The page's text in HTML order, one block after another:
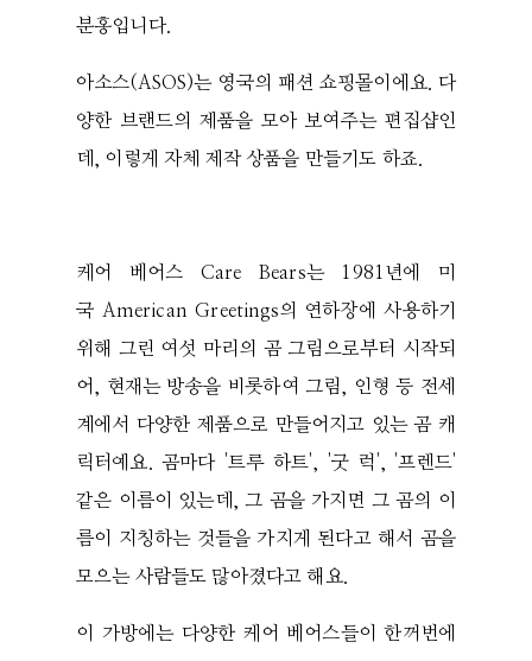
분홍입니다.
아소스(ASOS)는 영국의 패션 쇼핑몰이에요. 다
양한 브랜드의 제품을 모아 보여주는 편집샵인
데, 이렇게 자체 제작 상품을 만들기도 하죠.
케어 베어스 Care Bears는 1981년에 미
국 American Greetings의 연하장에 사용하기
위해 그린 여섯 마리의 곰 그림으로부터 시작되
어, 현재는 방송을 비롯하여 그림, 인형 등 전세
계에서 다양한 제품으로 만들어지고 있는 곰 캐
릭터예요. 곰마다 '트루 하트', '굿 럭', '프렌드'
같은 이름이 있는데, 그 곰을 가지면 그 곰의 이
름이 지칭하는 것들을 가지게 된다고 해서 곰을
모으는 사람들도 많아졌다고 해요.
이 가방에는 다양한 케어 베어스들이 한꺼번에